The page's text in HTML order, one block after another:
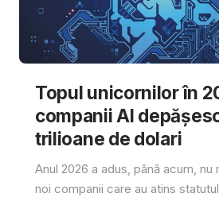
Topul unicornilor în
companii AI
trilioane de dolari
Anul 2026 a adus, până acum, nu
noi companii care au atins